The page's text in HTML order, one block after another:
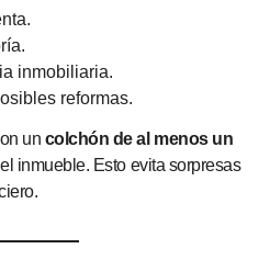
inmobiliaria.
reformas.
un colchón de al menos un
inmueble. Esto evita sorpresas